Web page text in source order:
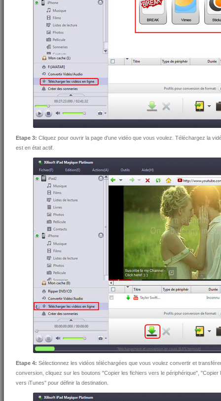
Etape 3: Cliquez pour ouvrir la page d'une vidéo que vous voulez. Téléchargez la
est en état actif.
Etape 4: Sélectionnez les vidéos téléchargées que vous voulez convertir et
conversion, cliquez sur les boutons "Copier les fichiers vers le périphérique",
vers iTunes" pour définir la destination.